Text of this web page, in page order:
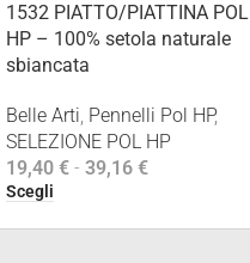
1532 PIATTO/PIATTINA POL
HP – 100% setola naturale
sbiancata
Belle Arti, Pennelli Pol HP,
SELEZIONE POL HP
19,40 € - 39,16 €
Scegli